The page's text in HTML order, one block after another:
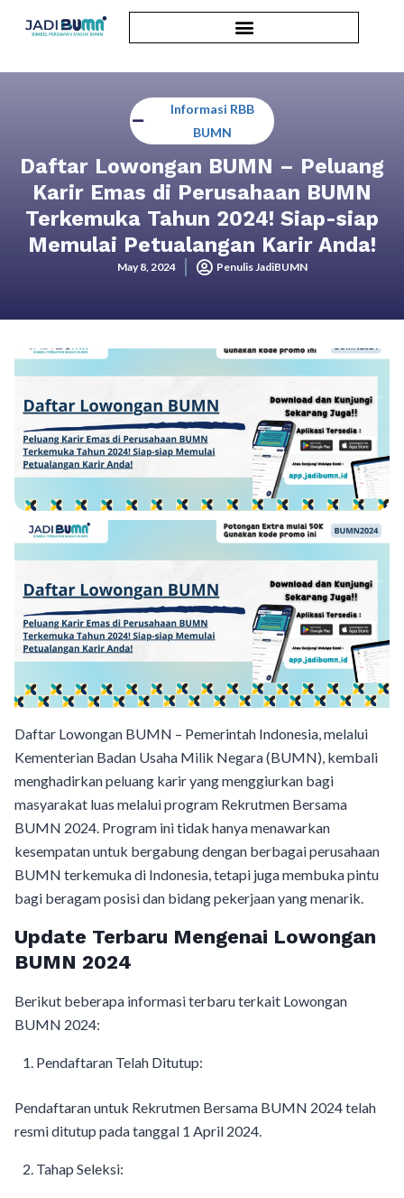
Informasi RBB
BUMN
Daftar Lowongan BUMN – Peluang
Karir Emas di Perusahaan BUMN
Terkemuka Tahun 2024! Siap-siap
Memulai Petualangan Karir Anda!
May 8, 2024 Penulis JadiBUMN
Daftar Lowongan BUMN – Pemerintah Indonesia, melalui
Kementerian Badan Usaha Milik Negara (BUMN), kembali
menghadirkan peluang karir yang menggiurkan bagi
masyarakat luas melalui program Rekrutmen Bersama
BUMN 2024. Program ini tidak hanya menawarkan
kesempatan untuk bergabung dengan berbagai perusahaan
BUMN terkemuka di Indonesia, tetapi juga membuka pintu
bagi beragam posisi dan bidang pekerjaan yang menarik.
Update Terbaru Mengenai Lowongan
BUMN 2024
Berikut beberapa informasi terbaru terkait Lowongan
BUMN 2024:
Pendaftaran Telah Ditutup:
Pendaftaran untuk Rekrutmen Bersama BUMN 2024 telah
resmi ditutup pada tanggal 1 April 2024.
Tahap Seleksi: